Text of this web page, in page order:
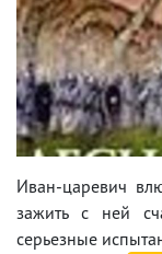
Иван-царевич
зажить с ней
серьезные